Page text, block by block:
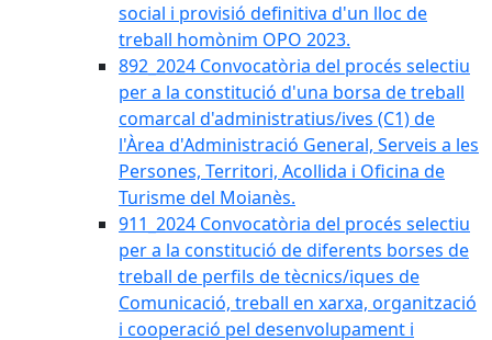
social i provisió definitiva d'un lloc de
treball homònim OPO 2023.
892_2024 Convocatòria del procés selectiu
per a la constitució d'una borsa de treball
comarcal d'administratius/ives (C1) de
l'Àrea d'Administració General, Serveis a les
Persones, Territori, Acollida i Oficina de
Turisme del Moianès.
911_2024 Convocatòria del procés selectiu
per a la constitució de diferents borses de
treball de perfils de tècnics/iques de
Comunicació, treball en xarxa, organització
i cooperació pel desenvolupament i